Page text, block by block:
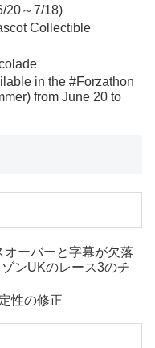
20～7/18)
Collectible
in the #Forzathon
from June 20 to
ーバーと字幕が欠落
ンUKのレース3のチ
性の修正